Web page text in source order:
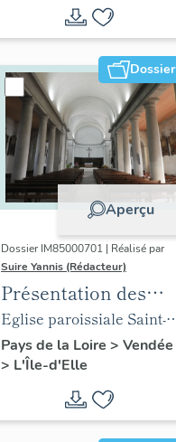
Dossier
Aperçu
Dossier IM85000701 | Réalisé par
Suire Yannis (Rédacteur)
Présentation des
objets mobiliers de
l'église de L'Île-d'Elle
Eglise paroissiale Saint-
Hilaire de L'Île-d'Elle
Pays de la Loire > Vendée
> L'Île-d'Elle